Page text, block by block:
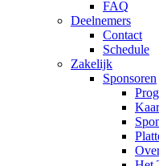
FAQ
Deelnemers
Contact
Schedule
Zakelijk
Sponsoren